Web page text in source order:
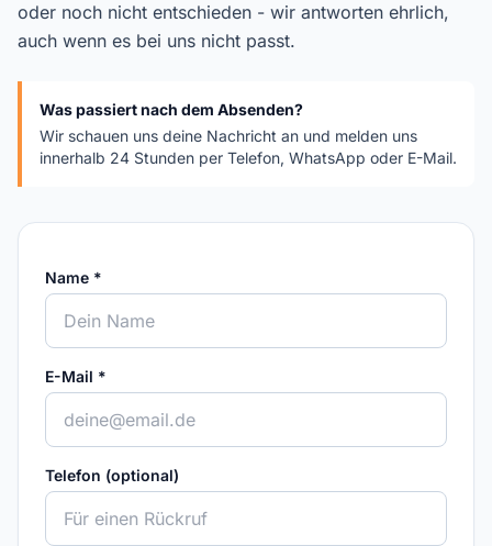
oder noch nicht entschieden - wir antworten ehrlich,
auch wenn es bei uns nicht passt.
Was passiert nach dem Absenden?
Wir schauen uns deine Nachricht an und melden uns
innerhalb 24 Stunden per Telefon, WhatsApp oder E-Mail.
Name *
E-Mail *
Telefon (optional)